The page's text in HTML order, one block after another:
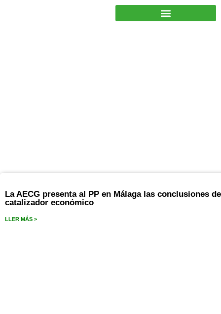
La AECG presenta al PP en Málaga las conclusiones
catalizador económico
LLER MÁS >